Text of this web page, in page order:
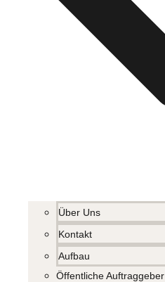
Über Uns
Kontakt
Aufbau
Öffentliche Auftraggeber